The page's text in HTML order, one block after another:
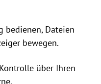
bedienen, Dateien
bewegen.
über Ihren